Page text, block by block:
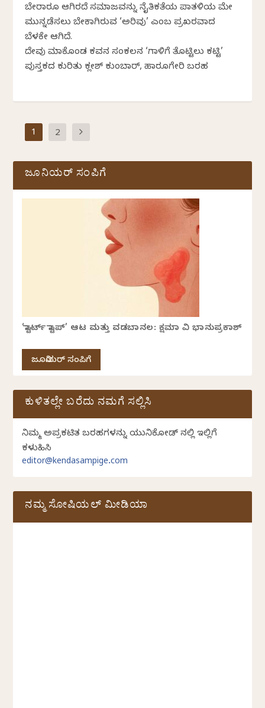
ಬೇರಾರೂ ಆಗಿರದೆ ಸಮಾಜವನ್ನು ನೈತಿಕತೆಯ ಪಾತಳಿಯ ಮೇಲೆ
ಮುನ್ನಡೆಸಲು ಬೇಕಾಗಿರುವ ‘ಅರಿವು’ ಎಂಬ ಪ್ರಖರವಾದ
ಬೆಳಕೇ ಆಗಿದೆ.
ದೇವು ಮಾಕೊಂಡ ಕವನ ಸಂಕಲನ ‘ಗಾಳಿಗೆ ತೊಟ್ಟಿಲು ಕಟ್ಟಿ’
ಪುಸ್ತಕದ ಕುರಿತು ಕಲ್ಲೇಶ್ ಕುಂಬಾರ್, ಹಾರೂಗೇರಿ ಬರಹ
1 2
ಜೂನಿಯರ್ ಸಂಪಿಗೆ
‘ಸ್ಟಾರ್ಟ್ ಸ್ಟಾಪ್’ ಆಟ ಮತ್ತು ವಡಬಾನಲ: ಕ್ಷಮಾ ವಿ ಭಾನುಪ್ರಕಾಶ್
ಜೂನಿಯರ್ ಸಂಪಿಗೆ
ಕುಳಿತಲ್ಲೇ ಬರೆದು ನಮಗೆ ಸಲ್ಲಿಸಿ
ನಿಮ್ಮ ಅಪ್ರಕಟಿತ ಬರಹಗಳನ್ನು ಯುನಿಕೋಡ್ ನಲ್ಲಿ ಇಲ್ಲಿಗೆ
ಕಳುಹಿಸಿ
editor@kendasampige.com
ನಮ್ಮ ಸೋಷಿಯಲ್‌ ಮೀಡಿಯಾ